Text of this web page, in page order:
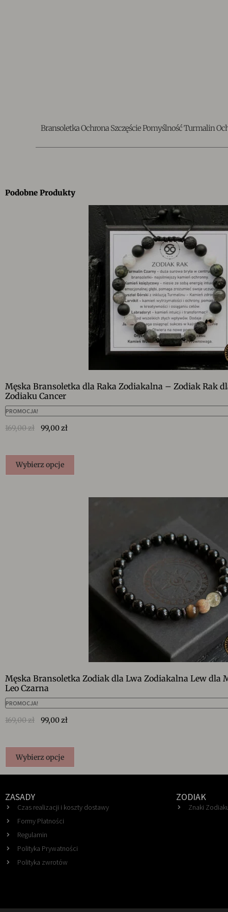
Bransoletka Ochrona Szczęście Pomyślność Turmalin
Podobne Produkty
Męska Bransoletka dla Raka Zodiakalna – Zodiak Rak
Zodiaku Cancer
PROMOCJA!
169,00zł 99,00zł
Wybierz opcje
Męska Bransoletka Zodiak dla Lwa Zodiakalna Lew dla
Leo Czarna
PROMOCJA!
169,00zł 99,00zł
Wybierz opcje
ZASADY
Czas realizacji i koszty dostawy
Formy Płatności
Regulamin
Polityka Prywatności
Polityka zwrotów
ZODIAK
Znaki